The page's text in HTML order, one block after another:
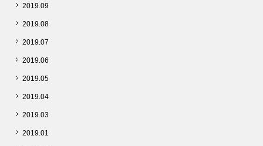
2019.09
2019.08
2019.07
2019.06
2019.05
2019.04
2019.03
2019.01